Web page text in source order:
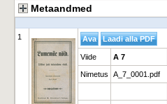
Metaandmed
1
Viide A 7
Nimetus A_7_0001.pdf